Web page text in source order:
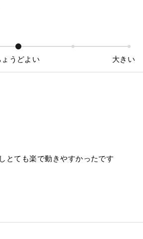
ょうどよい 大きい
とても楽で動きやすかったです